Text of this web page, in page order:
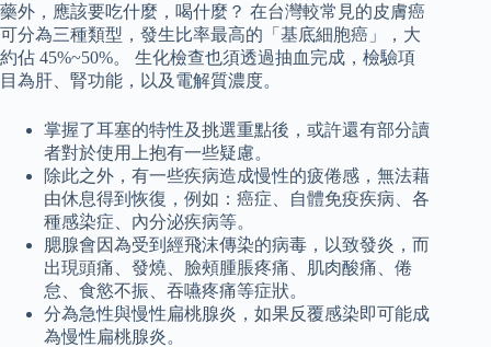
藥外，應該要吃什麼，喝什麼？ 在台灣較常見的皮膚癌
可分為三種類型，發生比率最高的「基底細胞癌」，大
約佔 45%~50%。 生化檢查也須透過抽血完成，檢驗項
目為肝、腎功能，以及電解質濃度。
掌握了耳塞的特性及挑選重點後，或許還有部分讀
者對於使用上抱有一些疑慮。
除此之外，有一些疾病造成慢性的疲倦感，無法藉
由休息得到恢復，例如：癌症、自體免疫疾病、各
種感染症、內分泌疾病等。
腮腺會因為受到經飛沫傳染的病毒，以致發炎，而
出現頭痛、發燒、臉頰腫脹疼痛、肌肉酸痛、倦
怠、食慾不振、吞嚥疼痛等症狀。
分為急性與慢性扁桃腺炎，如果反覆感染即可能成
為慢性扁桃腺炎。